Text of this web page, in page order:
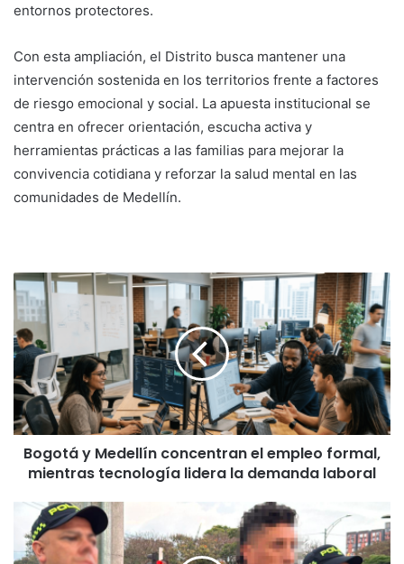
entornos protectores.
Con esta ampliación, el Distrito busca mantener una
intervención sostenida en los territorios frente a factores
de riesgo emocional y social. La apuesta institucional se
centra en ofrecer orientación, escucha activa y
herramientas prácticas a las familias para mejorar la
convivencia cotidiana y reforzar la salud mental en las
comunidades de Medellín.
Bogotá y Medellín concentran el empleo formal,
mientras tecnología lidera la demanda laboral